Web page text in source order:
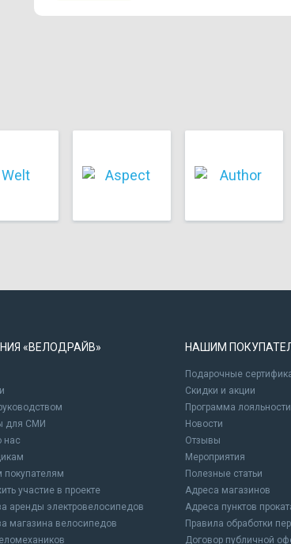
«ВЕЛОДРАЙВ»
для СМИ
нас
покупателям
участие в проекте
аренды электровелосипедов
магазина велосипедов
НАШИМ
Подарочные
Cкидки и акции
Программа лояльности
Новости
Отзывы
Мероприятия
Полезные статьи
Адреса магазинов
Адреса пунктов
Правила обработки
Договор публичной